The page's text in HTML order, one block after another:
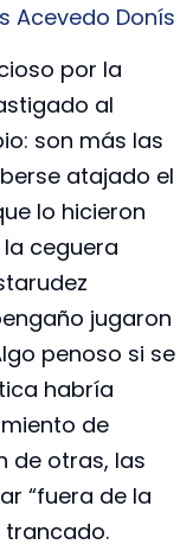
Acevedo Donís
por la
al
son más las
atajado el
lo hicieron
la ceguera
jugaron
penoso si se
habría
de
de otras, las
“fuera de la
trancado.